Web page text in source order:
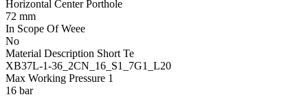
Horizontal Center Porthole
72 mm
In Scope Of Weee
No
Material Description Short Te
XB37L-1-36_2CN_16_S1_7G1_L20
Max Working Pressure 1
16 bar